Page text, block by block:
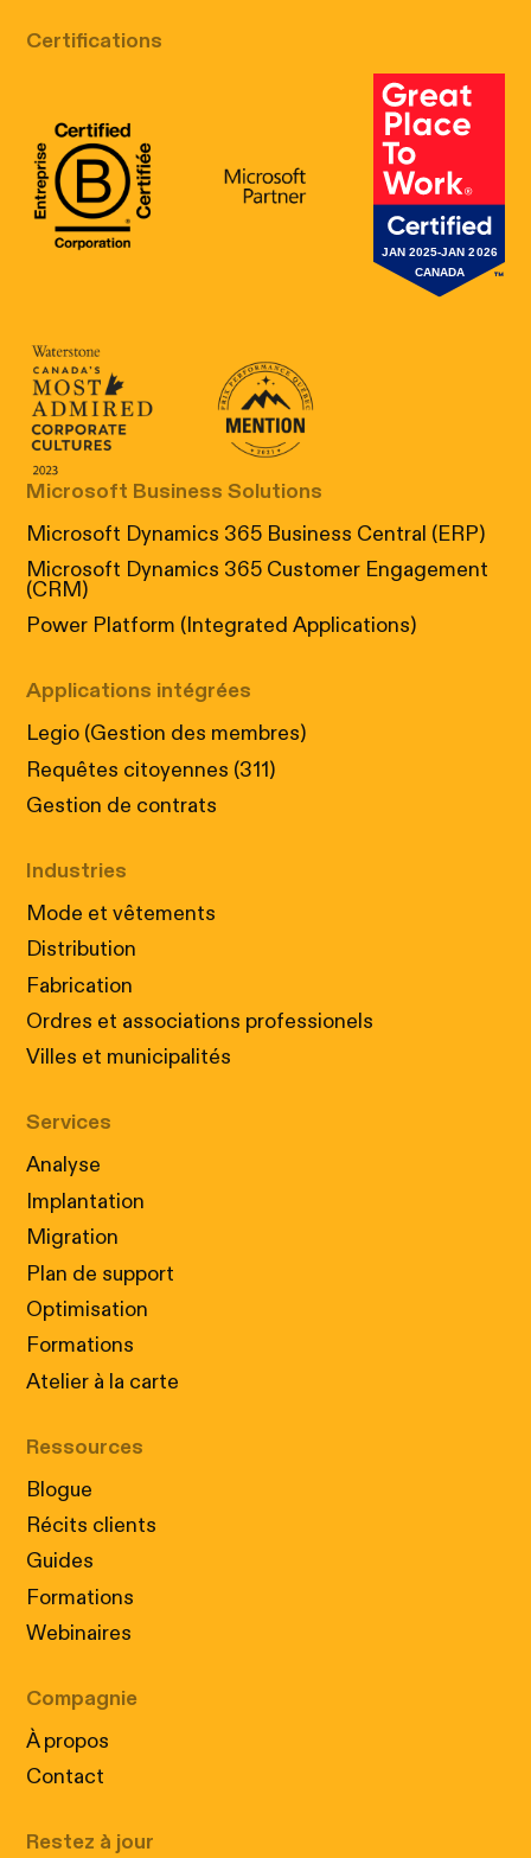
Certifications
B Corp Certification
Microsoft Great
Canada's Most Admired Corporate
Prix performance Quebec
Microsoft Business Solutions
Microsoft Dynamics 365 Business Central (ERP)
Microsoft Dynamics 365 Customer Engagement
(CRM)
Power Platform (Integrated Applications)
Applications intégrées
Legio (Gestion des membres)
Requêtes citoyennes (311)
Gestion de contrats
Industries
Mode et vêtements
Distribution
Fabrication
Ordres et associations professionels
Villes et municipalités
Services
Analyse
Implantation
Migration
Plan de support
Optimisation
Formations
Atelier à la carte
Ressources
Blogue
Récits clients
Guides
Formations
Webinaires
Compagnie
À propos
Contact
Restez à jour